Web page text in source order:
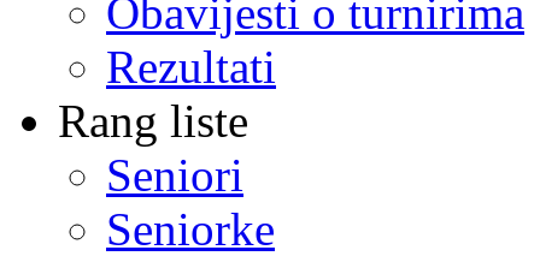
Obavijesti o turnirima
Rezultati
Rang liste
Seniori
Seniorke